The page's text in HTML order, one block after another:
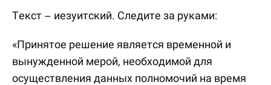
Текст – иезуитский. Следите за руками:
«Принятое решение является временной и
вынужденной мерой, необходимой для
осуществления данных полномочий на время